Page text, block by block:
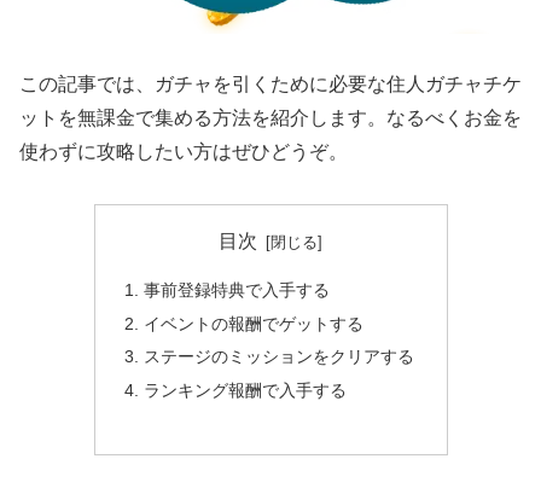
この記事では、ガチャを引くために必要な住人ガチャチケ
ットを無課金で集める方法を紹介します。なるべくお金を
使わずに攻略したい方はぜひどうぞ。
目次
事前登録特典で入手する
イベントの報酬でゲットする
ステージのミッションをクリアする
ランキング報酬で入手する